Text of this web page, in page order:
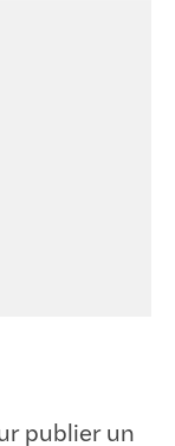
publier un